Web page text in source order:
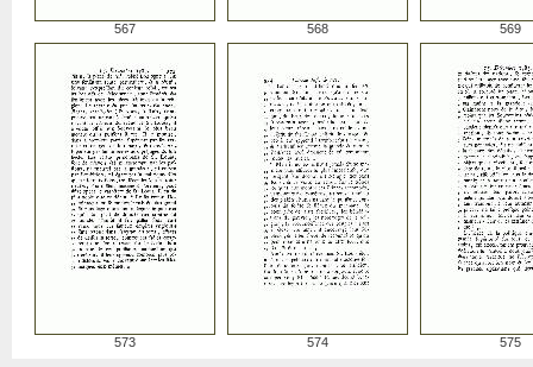
567 568 569
573 574 575